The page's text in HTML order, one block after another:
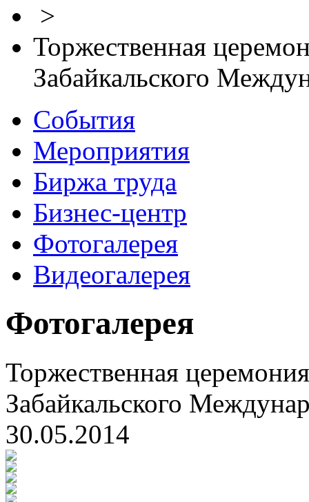
>
Торжественная
Забайкальского
События
Мероприятия
Биржа труда
Бизнес-центр
Фотогалерея
Видеогалерея
Фотогалерея
Торжественная
Забайкальского
30.05.2014